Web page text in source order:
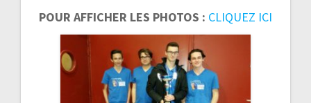
POUR AFFICHER LES PHOTOS : CLIQUEZ ICI